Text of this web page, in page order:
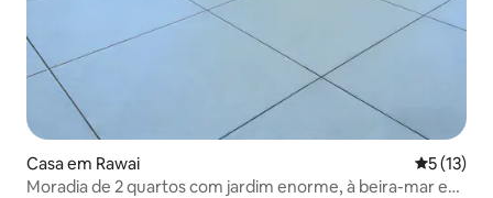
Casa em Rawai
5 (13)
Moradia de 2 quartos com jardim enorme, à beira-mar e